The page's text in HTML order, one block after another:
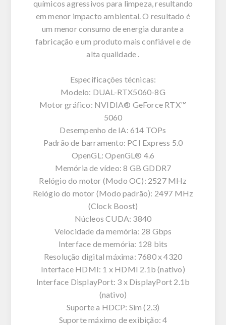
químicos agressivos para limpeza, resultando
em menor impacto ambiental. O resultado é
um menor consumo de energia durante a
fabricação e um produto mais confiável e de
alta qualidade .
Especificações técnicas:
Modelo: DUAL-RTX5060-8G
Motor gráfico: NVIDIA® GeForce RTX™
5060
Desempenho de IA: 614 TOPs
Padrão de barramento: PCI Express 5.0
OpenGL: OpenGL® 4.6
Memória de vídeo: 8 GB GDDR7
Relógio do motor (Modo OC): 2527 MHz
Relógio do motor (Modo padrão): 2497 MHz
(Clock Boost)
Núcleos CUDA: 3840
Velocidade da memória: 28 Gbps
Interface de memória: 128 bits
Resolução digital máxima: 7680 x 4320
Interface HDMI: 1 x HDMI 2.1b (nativo)
Interface DisplayPort: 3 x DisplayPort 2.1b
(nativo)
Suporte a HDCP: Sim (2.3)
Suporte máximo de exibição: 4